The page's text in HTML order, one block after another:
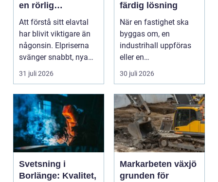
en rörlig
elmarknad
Att förstå sitt elavtal
har blivit viktigare än
någonsin. Elpriserna
svänger snabbt, nya
typer av av...
31 juli 2026
färdig lösning
När en fastighet ska
byggas om, en
industrihall uppföras
eller en
lantbruksanläggning
moderniseras ä...
30 juli 2026
Svetsning i
Borlänge: Kvalitet,
Markarbeten växjö
grunden för